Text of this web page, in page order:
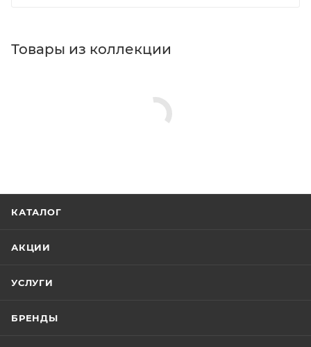
Товары из коллекции
КАТАЛОГ
АКЦИИ
УСЛУГИ
БРЕНДЫ